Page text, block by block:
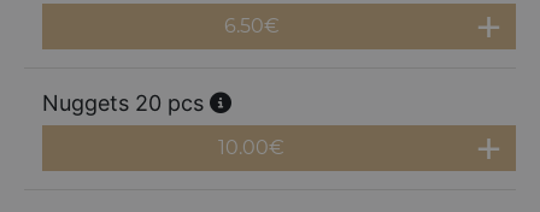
6.50€
Nuggets 20 pcs
10.00€